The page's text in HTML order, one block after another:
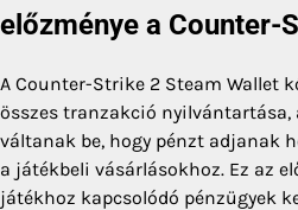
előzménye a Counter-
A Counter-Strike 2 Steam Wallet
összes tranzakció
váltanak be, hogy pénzt adjanak
a játékbeli vásárlásokhoz. Ez az
játékhoz kapcsolódó pénzügyek